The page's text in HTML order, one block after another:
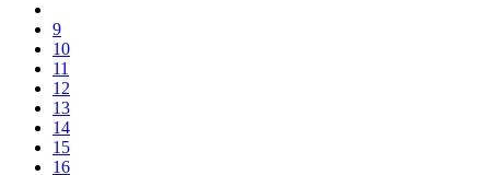
9
10
11
12
13
14
15
16